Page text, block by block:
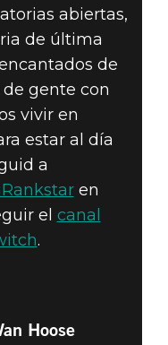
abiertas,
de última
de
gente con
vivir en
estar al día
a
en
el canal
.
Hoose